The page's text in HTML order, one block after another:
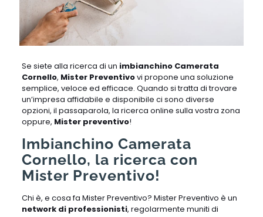
Se siete alla ricerca di un imbianchino Camerata
Cornello, Mister Preventivovi propone una soluzione
semplice, veloce ed efficace. Quando si tratta di trovare
un’impresa affidabile e disponibile ci sono diverse
opzioni, il passaparola, la ricerca online sulla vostra zona
oppure, Mister preventivo!
Imbianchino Camerata
Cornello, la ricerca con
Mister Preventivo!
Chi è, e cosa fa Mister Preventivo? Mister Preventivo è un
network di professionisti, regolarmente muniti di